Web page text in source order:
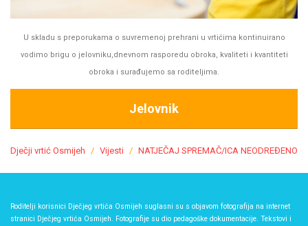
U skladu s preporukama o suvremenoj prehrani u vrtićima kontinuirano
vodimo brigu o jelovniku,dnevnom rasporedu obroka, kvaliteti i kvantiteti
obroka i surađujemo sa roditeljima.
Jelovnik
Dječji vrtić Osmijeh Vijesti NATJEČAJ SPREMAČ/ICA NEODREĐENO
Roditelji korisnici Dječjeg vrtića Osmijeh suglasni su s objavom fotografija na internet
stranici Dječjeg vrtića Osmijeh. Fotografije su dio pedagoške dokumentacije. Tekstovi i